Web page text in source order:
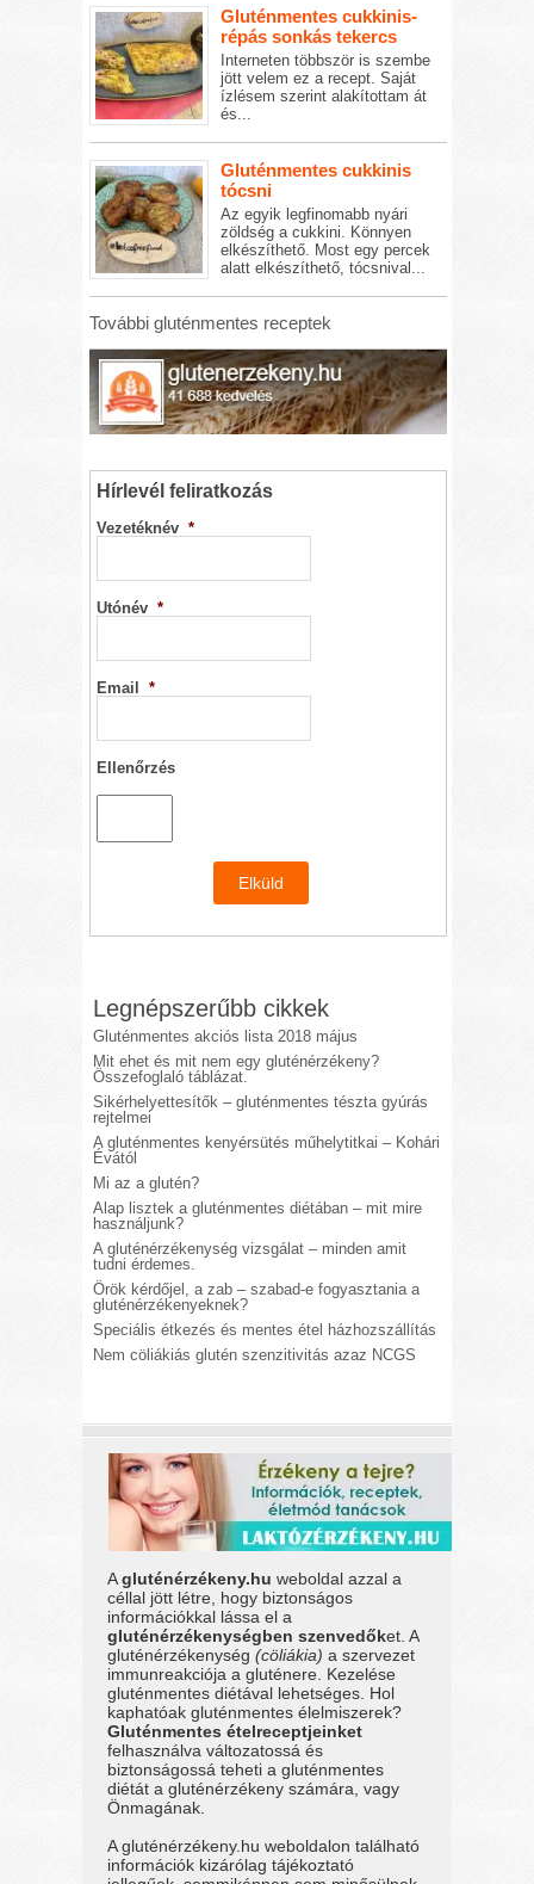
Gluténmentes cukkinis-
répás sonkás tekercs
Interneten többször is szembe
jött velem ez a recept. Saját
ízlésem szerint alakítottam át
és...
Gluténmentes cukkinis
tócsni
Az egyik legfinomabb nyári
zöldség a cukkini. Könnyen
elkészíthető. Most egy percek
alatt elkészíthető, tócsnival...
További gluténmentes receptek
Hírlevél feliratkozás
Vezetéknév *
Utónév *
Email *
Ellenőrzés
Legnépszerűbb cikkek
Gluténmentes akciós lista 2018 május
Mit ehet és mit nem egy gluténérzékeny?
Összefoglaló táblázat.
Sikérhelyettesítők – gluténmentes tészta gyúrás
rejtelmei
A gluténmentes kenyérsütés műhelytitkai – Kohári
Évától
Mi az a glutén?
Alap lisztek a gluténmentes diétában – mit mire
használjunk?
A gluténérzékenység vizsgálat – minden amit
tudni érdemes.
Örök kérdőjel, a zab – szabad-e fogyasztania a
gluténérzékenyeknek?
Speciális étkezés és mentes étel házhozszállítás
Nem cöliákiás glutén szenzitivitás azaz NCGS
Agluténérzékeny.hu weboldal azzal a
céllal jött létre, hogy biztonságos
információkkal lássa el a
gluténérzékenységben szenvedőket. A
gluténérzékenység(cöliákia) a szervezet
immunreakciója a gluténere. Kezelése
gluténmentes diétával lehetséges. Hol
kaphatóak gluténmentes élelmiszerek?
Gluténmentes ételreceptjeinket
felhasználva változatossá és
biztonságossá teheti a gluténmentes
diétát a gluténérzékeny számára, vagy
Önmagának.
A gluténérzékeny.hu weboldalon található
információk kizárólag tájékoztató